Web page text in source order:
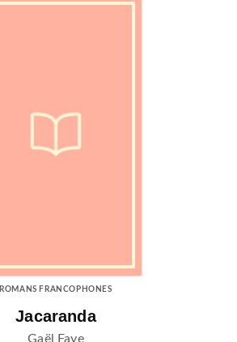
ROMANS FRANCOPHONES
Jacaranda
Gaël Faye